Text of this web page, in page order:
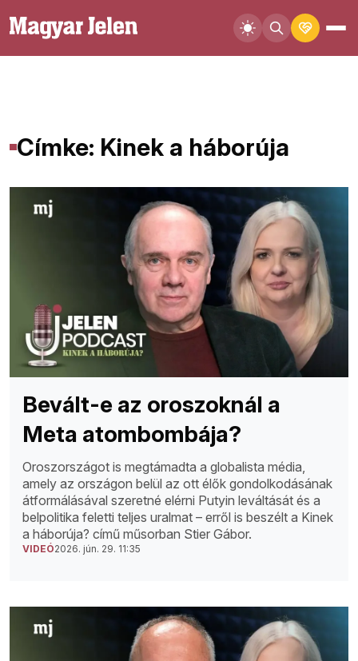
Címke: Kinek a háborúja
Bevált-e az oroszoknál a
Meta atombombája?
Oroszországot is megtámadta a globalista média,
amely az országon belül az ott élők gondolkodásának
átformálásával szeretné elérni Putyin leváltását és a
belpolitika feletti teljes uralmat – erről is beszélt a Kinek
a háborúja? című műsorban Stier Gábor.
VIDEÓ2026. jún. 29. 11:35